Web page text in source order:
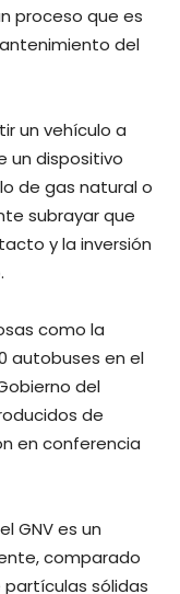
proceso que es
del
un vehículo a
un dispositivo
de gas natural o
subrayar que
y la inversión
como la
autobuses en el
del
de
en conferencia
GNV es un
comparado
sólidas